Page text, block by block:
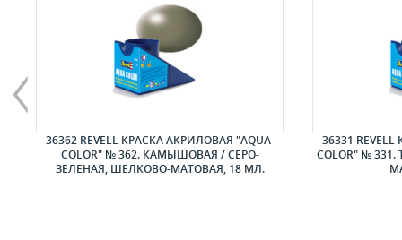
36362 REVELL КРАСКА АКРИЛОВАЯ "AQUA-
COLOR" № 362. КАМЫШОВАЯ / СЕРО-
ЗЕЛЕНАЯ, ШЕЛКОВО-МАТОВАЯ, 18 МЛ.
36331
COLOR" №